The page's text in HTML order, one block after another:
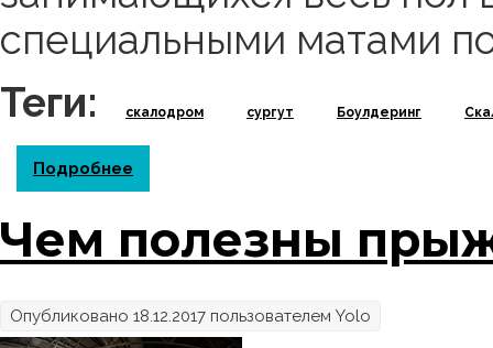
специальными матами
Теги:
скалодром сургут Боулдеринг
Подробнее
Чем полезны
Опубликовано 18.12.2017 пользователем Yolo